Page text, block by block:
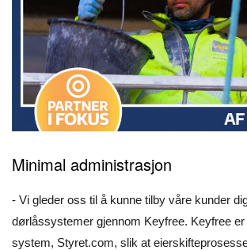
Minimal administrasjon
- Vi gleder oss til å kunne tilby våre kunder
dørlåssystemer gjennom Keyfree. Keyfree
system, Styret.com, slik at